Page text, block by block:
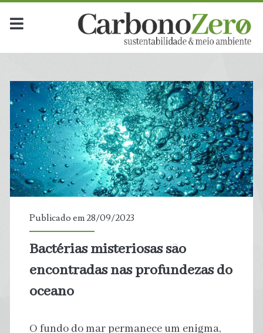
Publicado em 28/09/2023
Bactérias misteriosas são
encontradas nas profundezas do
oceano
O fundo do mar permanece um enigma,